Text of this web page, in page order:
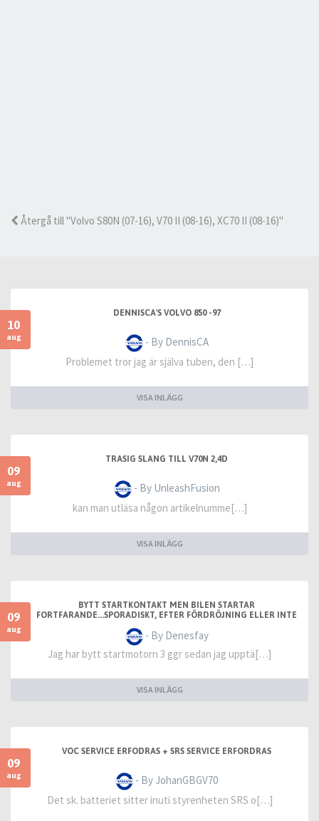
Återgå till "Volvo S80N (07-16), V70 II (08-16), XC70 II (08-16)"
10
aug
DENNISCA'S VOLVO 850 -97
- By DennisCA
Problemet tror jag är själva tuben, den […]
VISA INLÄGG
09
aug
TRASIG SLANG TILL V70N 2,4D
- By UnleashFusion
kan man utläsa någon artikelnumme[…]
VISA INLÄGG
09
aug
BYTT STARTKONTAKT MEN BILEN STARTAR
FORTFARANDE...SPORADISKT, EFTER FÖRDRÖJNING ELLER INTE
- By Denesfay
Jag har bytt startmotorn 3 ggr sedan jag upptä[…]
VISA INLÄGG
09
aug
VOC SERVICE ERFODRAS + SRS SERVICE ERFORDRAS
- By JohanGBGV70
Det sk. batteriet sitter inuti styrenheten SRS o[…]